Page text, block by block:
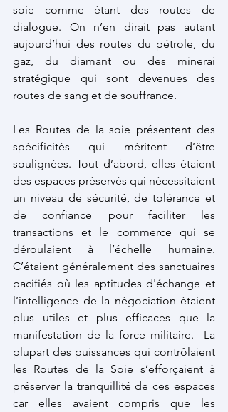
soie comme étant des routes de
dialogue. On n’en dirait pas autant
aujourd’hui des routes du pétrole, du
gaz, du diamant ou des minerai
stratégique qui sont devenues des
routes de sang et de souffrance.
Les Routes de la soie présentent des
spécificités qui méritent d’être
soulignées. Tout d’abord, elles étaient
des espaces préservés qui nécessitaient
un niveau de sécurité, de tolérance et
de confiance pour faciliter les
transactions et le commerce qui se
déroulaient à l’échelle humaine.
C’étaient généralement des sanctuaires
pacifiés où les aptitudes d'échange et
l’intelligence de la négociation étaient
plus utiles et plus efficaces que la
manifestation de la force militaire.  La
plupart des puissances qui contrôlaient
les Routes de la Soie s’efforçaient à
préserver la tranquillité de ces espaces
car elles avaient compris que les